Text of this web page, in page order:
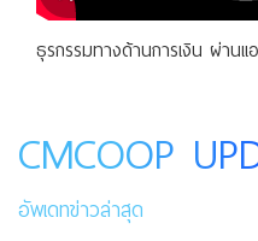
ธุรกรรมทางด้านการเงิน ผ่านแ
CMCOOP
อัพเดทข่าวล่าสุด